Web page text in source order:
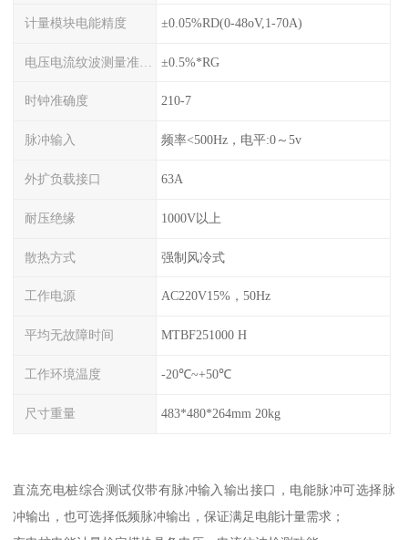
计量模块电能精度 ±0.05%RD(0-48oV,1-70A)
±0.5%*RG
时钟准确度 210-7
脉冲输入 频率<500Hz，电平:0～5v
外扩负载接口 63A
耐压绝缘 1000V以上
散热方式 强制风冷式
工作电源 AC220V15%，50Hz
平均无故障时间 MTBF251000 H
工作环境温度 -20℃~+50℃
尺寸重量 483*480*264mm 20kg
直流充电桩综合测试仪带有脉冲输入输出接口，电能脉冲可选择脉
冲输出，也可选择低频脉冲输出，保证满足电能计量需求；